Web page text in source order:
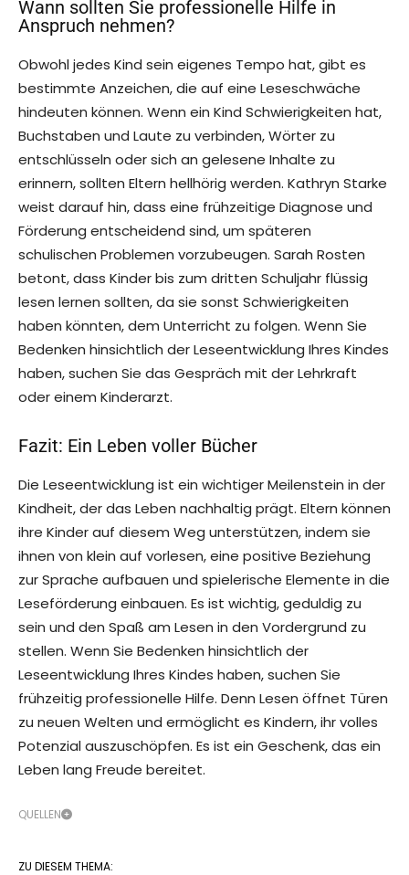
Wann sollten Sie professionelle Hilfe in
Anspruch nehmen?
Obwohl jedes Kind sein eigenes Tempo hat, gibt es
bestimmte Anzeichen, die auf eine Leseschwäche
hindeuten können. Wenn ein Kind Schwierigkeiten hat,
Buchstaben und Laute zu verbinden, Wörter zu
entschlüsseln oder sich an gelesene Inhalte zu
erinnern, sollten Eltern hellhörig werden. Kathryn Starke
weist darauf hin, dass eine frühzeitige Diagnose und
Förderung entscheidend sind, um späteren
schulischen Problemen vorzubeugen. Sarah Rosten
betont, dass Kinder bis zum dritten Schuljahr flüssig
lesen lernen sollten, da sie sonst Schwierigkeiten
haben könnten, dem Unterricht zu folgen. Wenn Sie
Bedenken hinsichtlich der Leseentwicklung Ihres Kindes
haben, suchen Sie das Gespräch mit der Lehrkraft
oder einem Kinderarzt.
Fazit: Ein Leben voller Bücher
Die Leseentwicklung ist ein wichtiger Meilenstein in der
Kindheit, der das Leben nachhaltig prägt. Eltern können
ihre Kinder auf diesem Weg unterstützen, indem sie
ihnen von klein auf vorlesen, eine positive Beziehung
zur Sprache aufbauen und spielerische Elemente in die
Leseförderung einbauen. Es ist wichtig, geduldig zu
sein und den Spaß am Lesen in den Vordergrund zu
stellen. Wenn Sie Bedenken hinsichtlich der
Leseentwicklung Ihres Kindes haben, suchen Sie
frühzeitig professionelle Hilfe. Denn Lesen öffnet Türen
zu neuen Welten und ermöglicht es Kindern, ihr volles
Potenzial auszuschöpfen. Es ist ein Geschenk, das ein
Leben lang Freude bereitet.
QUELLEN
ZU DIESEM THEMA: